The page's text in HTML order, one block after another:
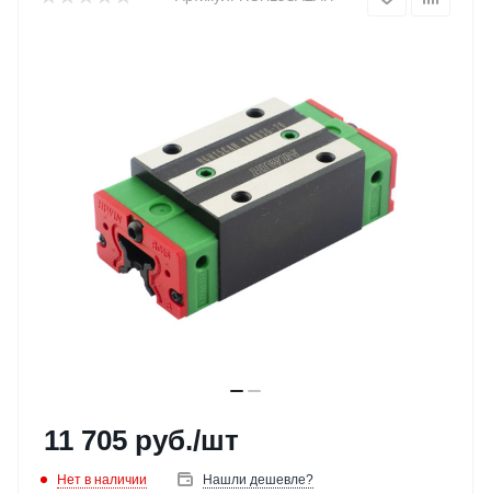
11 705 руб./шт
Нет в наличии Нашли дешевле?